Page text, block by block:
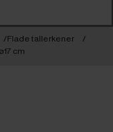
Flade tallerkener
cm